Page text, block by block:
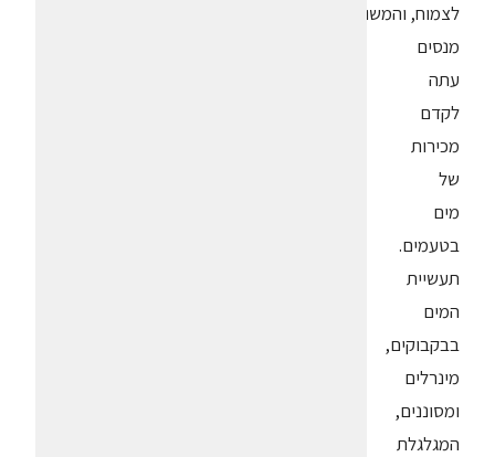
לצמוח, והמשווקים
מנסים
עתה
לקדם
מכירות
של
מים
בטעמים.
תעשיית
המים
בבקבוקים,
מינרלים
ומסוננים,
המגלגלת